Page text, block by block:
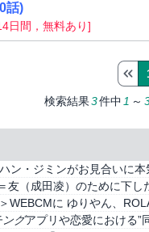
話)
日間，無料あり]
検索結果3件中 1 ～
ン・ジミンがお見合いに本
友（成田凌）のために下し
WEBCMに ゆりやん、
ングアプリや恋愛における”